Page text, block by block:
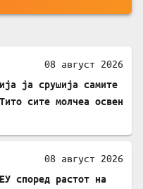
08 август 2026
ја срушија самите
сите молчеа освен
08 август 2026
според растот на